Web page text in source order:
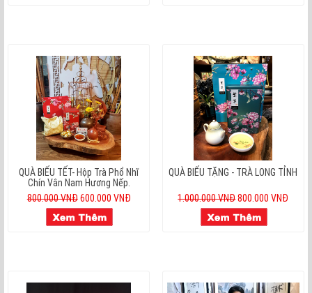
QUÀ BIẾU TẾT- Hộp Trà Phổ Nhĩ
Chín Vân Nam Hương Nếp.
800.000 VNĐ 600.000 VNĐ
QUÀ BIẾU TẶNG - TRÀ LONG TỈNH
1.000.000 VNĐ800.000 VNĐ